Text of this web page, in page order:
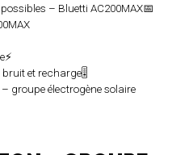
– Bluetti AC200MAX📅
et recharge🎚️
groupe électrogène solaire